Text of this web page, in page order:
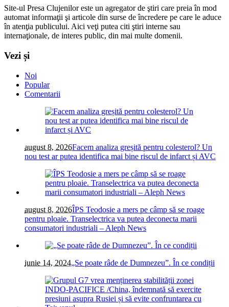
Site-ul Presa Clujenilor este un agregator de ştiri care preia în mod
automat informaţii şi articole din surse de încredere pe care le aduce
în atenţia publicului. Aici veţi putea citi ştiri interne sau
internaţionale, de interes public, din mai multe domenii.
Vezi și
Noi
Popular
Comentarii
august 8, 2026Facem analiza greșită pentru colesterol? Un
nou test ar putea identifica mai bine riscul de infarct și AVC
august 8, 2026ÎPS Teodosie a mers pe câmp să se roage
pentru ploaie. Transelectrica va putea deconecta marii
consumatori industriali – Aleph News
iunie 14, 2024„Se poate râde de Dumnezeu”. În ce condiții